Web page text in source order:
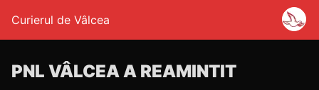
Curierul de Vâlcea
PNL VÂLCEA A REAMINTIT